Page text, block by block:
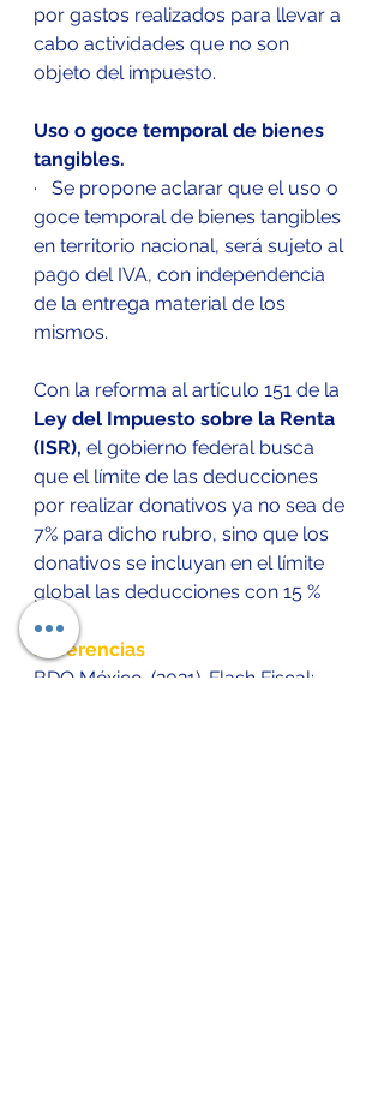
por gastos realizados para llevar a
cabo actividades que no son
objeto del impuesto.
Uso o goce temporal de bienes
tangibles.
·   Se propone aclarar que el uso o
goce temporal de bienes tangibles
en territorio nacional, será sujeto al
pago del IVA, con independencia
de la entrega material de los
mismos.
Con la reforma al artículo 151 de la
Ley del Impuesto sobre la Renta
(ISR), el gobierno federal busca
que el límite de las deducciones
por realizar donativos ya no sea de
7% para dicho rubro, sino que los
donativos se incluyan en el límite
global las deducciones con 15 %
Referencias
BDO México. (2021). Flash Fiscal: